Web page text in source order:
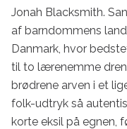
Jonah Blacksmith.
af barndommens
Danmark, hvor
til to lærenemme
brødrene arven i et
folk-udtryk så
korte eksil på egnen,